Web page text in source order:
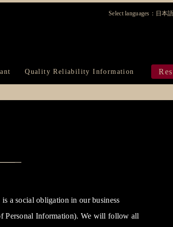
Quality Reliability Information
Select languages： 日本語
a social obligation in our business
Personal Information). We will follow all